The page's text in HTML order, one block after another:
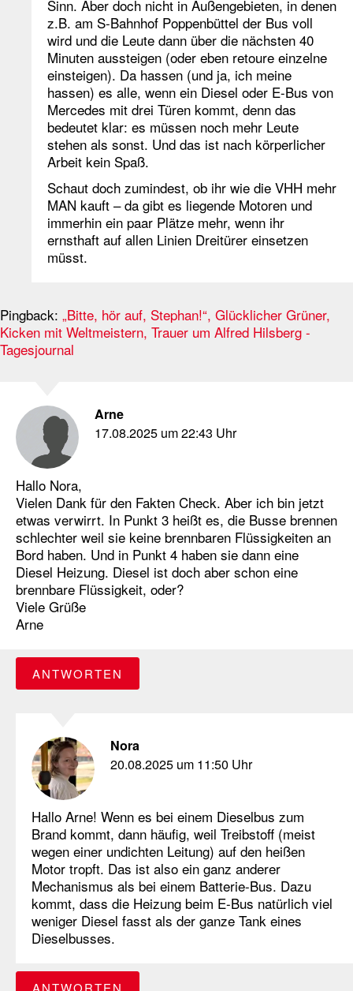
Sinn. Aber doch nicht in Außengebieten, in denen
z.B. am S-Bahnhof Poppenbüttel der Bus voll
wird und die Leute dann über die nächsten 40
Minuten aussteigen (oder eben retoure einzelne
einsteigen). Da hassen (und ja, ich meine
hassen) es alle, wenn ein Diesel oder E-Bus von
Mercedes mit drei Türen kommt, denn das
bedeutet klar: es müssen noch mehr Leute
stehen als sonst. Und das ist nach körperlicher
Arbeit kein Spaß.
Schaut doch zumindest, ob ihr wie die VHH mehr
MAN kauft – da gibt es liegende Motoren und
immerhin ein paar Plätze mehr, wenn ihr
ernsthaft auf allen Linien Dreitürer einsetzen
müsst.
Pingback: „Bitte, hör auf, Stephan!“, Glücklicher Grüner,
Kicken mit Weltmeistern, Trauer um Alfred Hilsberg -
Tagesjournal
Arne
17.08.2025 um 22:43 Uhr
Hallo Nora,
Vielen Dank für den Fakten Check. Aber ich bin jetzt
etwas verwirrt. In Punkt 3 heißt es, die Busse brennen
schlechter weil sie keine brennbaren Flüssigkeiten an
Bord haben. Und in Punkt 4 haben sie dann eine
Diesel Heizung. Diesel ist doch aber schon eine
brennbare Flüssigkeit, oder?
Viele Grüße
Arne
ANTWORTEN
Nora
20.08.2025 um 11:50 Uhr
Hallo Arne! Wenn es bei einem Dieselbus zum
Brand kommt, dann häufig, weil Treibstoff (meist
wegen einer undichten Leitung) auf den heißen
Motor tropft. Das ist also ein ganz anderer
Mechanismus als bei einem Batterie-Bus. Dazu
kommt, dass die Heizung beim E-Bus natürlich viel
weniger Diesel fasst als der ganze Tank eines
Dieselbusses.
ANTWORTEN